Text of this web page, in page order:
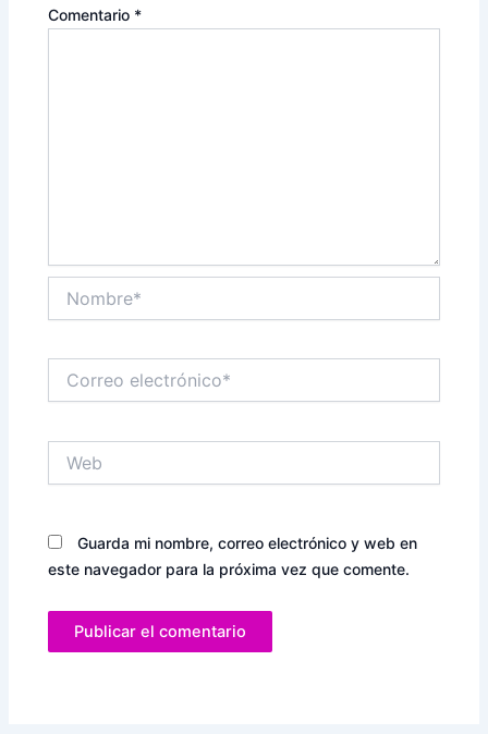
Comentario *
electrónico*
Guarda mi nombre, correo electrónico y web en
este navegador para la próxima vez que comente.